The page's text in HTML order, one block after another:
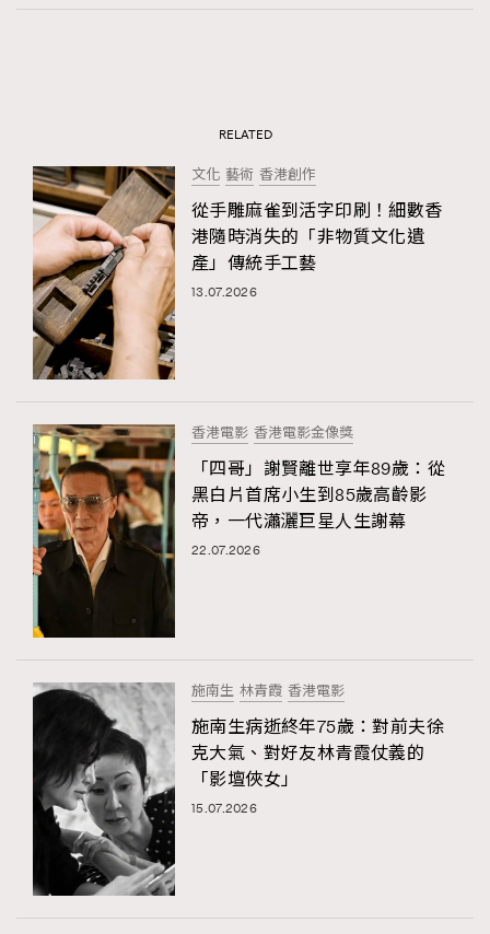
RELATED
文化 藝術 香港創作
從手雕麻雀到活字印刷！細數香
港隨時消失的「非物質文化遺
產」傳統手工藝
13.07.2026
香港電影 香港電影金像獎
「四哥」謝賢離世享年89歲：從
黑白片首席小生到85歲高齡影
帝，一代瀟灑巨星人生謝幕
22.07.2026
施南生 林青霞 香港電影
施南生病逝終年75歲：對前夫徐
克大氣、對好友林青霞仗義的
「影壇俠女」
15.07.2026